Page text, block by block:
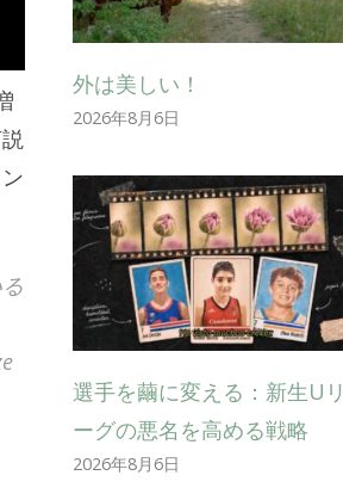
外は美しい！
2026年8月6日
選手を繭に変える：新生Uリ
ーグの悪名を高める戦略
2026年8月6日